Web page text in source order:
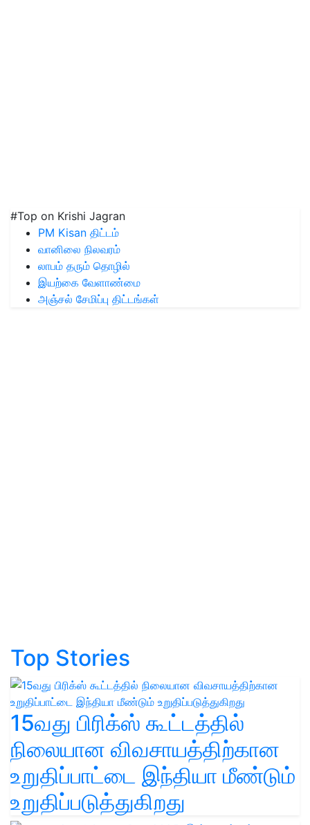
#Top on Krishi Jagran
PM Kisan திட்டம்
வானிலை நிலவரம்
லாபம் தரும் தொழில்
இயற்கை வேளாண்மை
அஞ்சல் சேமிப்பு திட்டங்கள்
Top Stories
15வது பிரிக்ஸ் கூட்டத்தில்
நிலையான விவசாயத்திற்கான
உறுதிப்பாட்டை இந்தியா மீண்டும்
உறுதிப்படுத்துகிறது